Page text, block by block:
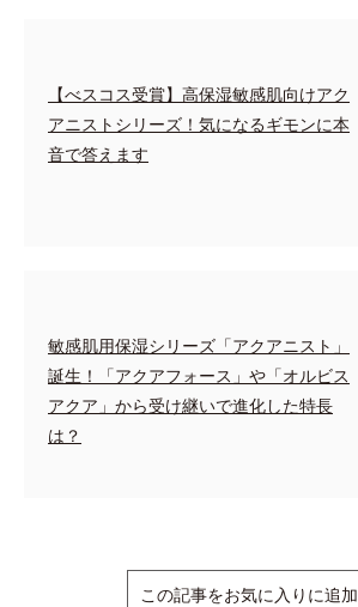
【べスコス受賞】高保湿敏感肌向けアク
アニストシリーズ！気になるギモンに本
音で答えます
敏感肌用保湿シリーズ「アクアニスト」
誕生！「アクアフォース」や「オルビス
アクア」から受け継いで進化した特長
は？
この記事をお気に入りに追加